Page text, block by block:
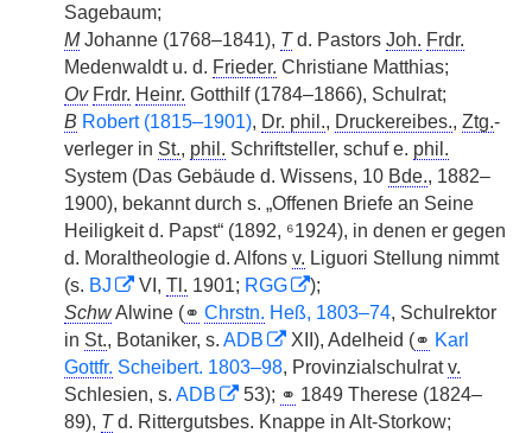
Sagebaum;
MJohanne (1768–1841), Td. Pastors Joh. Frdr.
Medenwaldt u. d. Frieder. Christiane Matthias;
Ov Frdr. Heinr. Gotthilf (1784–1866), Schulrat;
B Robert (1815–1901), Dr. phil., Druckereibes., Ztg.-
verleger in St., phil. Schriftsteller, schuf e. phil.
System (Das Gebäude d. Wissens, 10 Bde., 1882–
1900), bekannt durch s. „Offenen Briefe an Seine
Heiligkeit d. Papst“ (1892, ⁶1924), in denen er gegen
d. Moraltheologie d. Alfons v. Liguori Stellung nimmt
(s. BJ VI, Tl. 1901; RGG
);
SchwAlwine (⚭ Chrstn. Heß, 1803–74, Schulrektor
in St., Botaniker, s. ADB XII), Adelheid (⚭ Karl
Gottfr. Scheibert. 1803–98, Provinzialschulratv.
Schlesien, s. ADB 53); ⚭ 1849 Therese (1824–
89), Td. Rittergutsbes. Knappe in Alt-Storkow;